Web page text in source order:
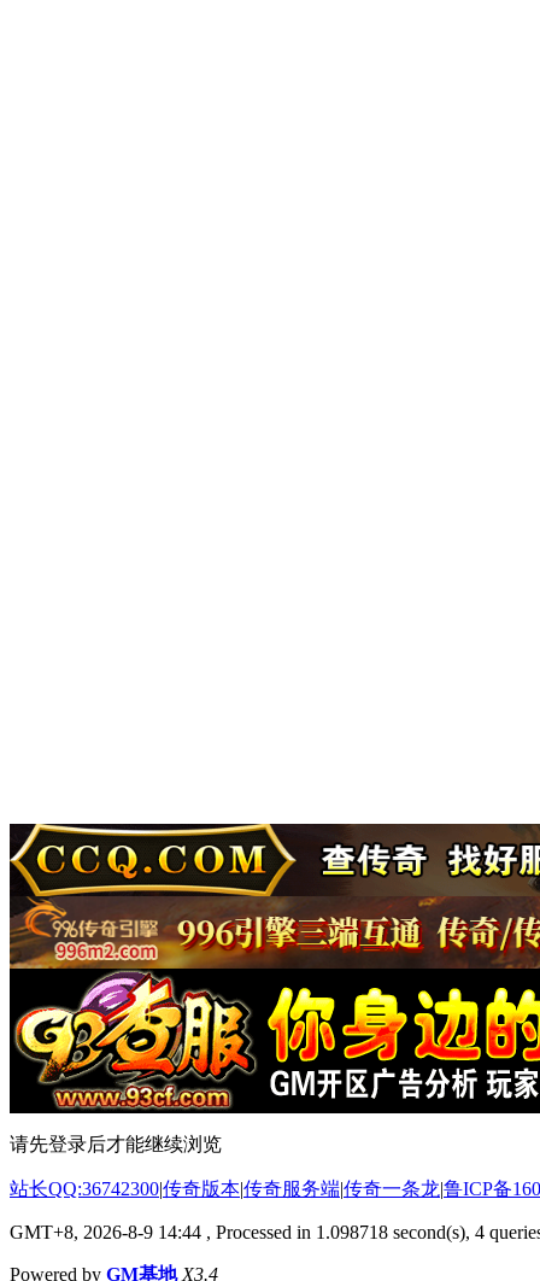
请先登录后才能继续浏览
站长QQ:36742300|传奇版本|传奇服务端|传奇一条龙|鲁ICP备
GMT+8, 2026-8-9 14:44 , Processed in 1.098718 second(s), 4
Powered by GM基地 X3.4